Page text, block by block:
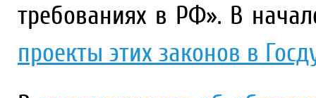
требованиях в РФ». В
проекты этих законов в